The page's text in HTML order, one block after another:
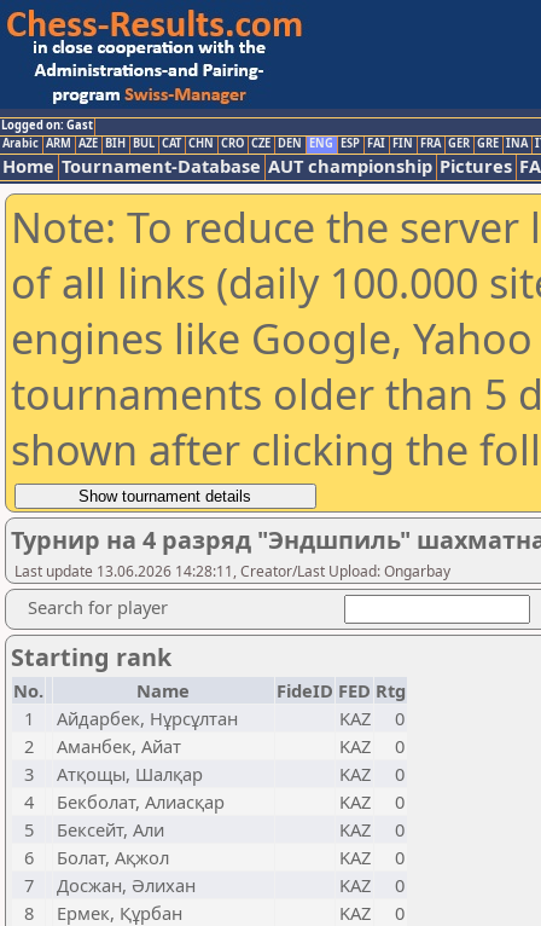
Logged on: Gast
Arabic ARM AZE BIH BUL CAT CHN CRO CZE DEN ENG ESP FAI FIN FRA GER GRE INA
Home Tournament-Database AUT championship Pictures
Note: To reduce the
of all links (daily 100.000
engines like Google,
tournaments older than 5
shown after clicking the
Турнир на 4 разряд "Эндшпиль"
Last update 13.06.2026 14:28:11, Creator/Last Upload: Ongarbay
Search for player
Starting rank
No. Name FideID FED Rtg
1
Айдарбек, Нұрсұлтан KAZ
0
2
Аманбек, Айат KAZ
0
3
Атқощы, Шалқар KAZ
0
4
Бекболат, Алиасқар KAZ
0
5
Бексейт, Али KAZ
0
6
Болат, Ақжол KAZ
0
7
Досжан, Әлихан KAZ
0
8
Ермек, Құрбан KAZ
0